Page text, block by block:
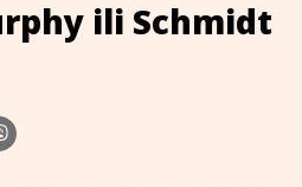
ili Schmidt